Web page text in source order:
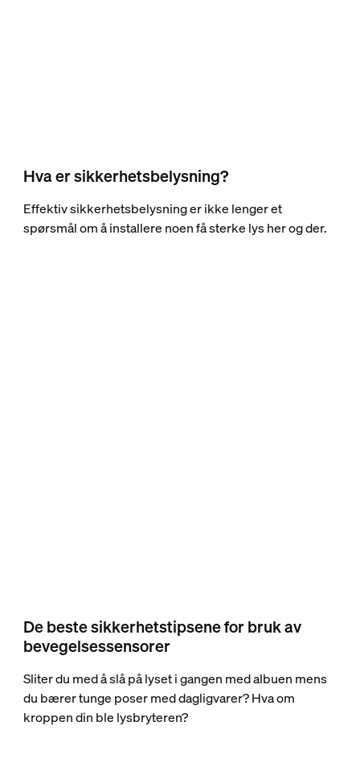
Hva er sikkerhetsbelysning?
Effektiv sikkerhetsbelysning er ikke lenger et
spørsmål om å installere noen få sterke lys her og der.
De beste sikkerhetstipsene for bruk av
bevegelsessensorer
Sliter du med å slå på lyset i gangen med albuen mens
du bærer tunge poser med dagligvarer? Hva om
kroppen din ble lysbryteren?